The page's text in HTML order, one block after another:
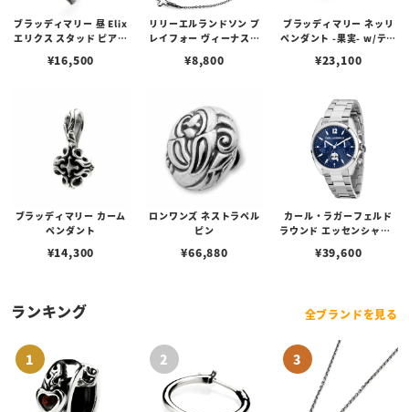
ブラッディマリー 昼 Elix
エリクス スタッド ピアス
¥16,500
リリーエルランドソン プ
レイフォー ヴィーナスチ
¥8,800
ブラッディマリー ネッリ
ペンダント -果実- w/ティ
¥23,100
ブラッディマリー カーム
ペンダント
¥14,300
ロンワンズ ネストラペル
ピン
¥66,880
カール・ラガーフェルド
ラウンド エッセンシャル -
イコン ダイヤル シルバー
¥39,600
ランキング 全ブランドを見る